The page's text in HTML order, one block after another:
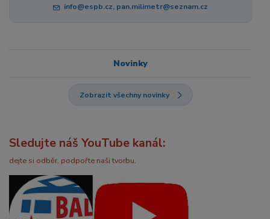
info@espb.cz, pan.milimetr@seznam.cz
Novinky
Zobrazit všechny novinky
Sledujte náš YouTube kanál:
dejte si odběr, podpořte naši tvorbu.